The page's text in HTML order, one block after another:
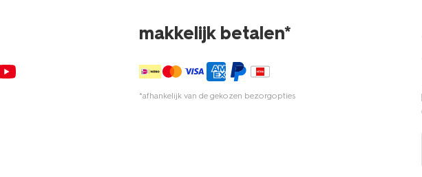
makkelijk betalen*
*afhankelijk van de gekozen bezorgopties